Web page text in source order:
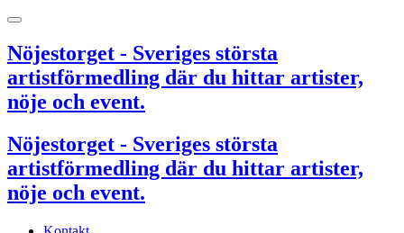
Nöjestorget - Sveriges största
artistförmedling där du hittar artister,
nöje och event.
Nöjestorget - Sveriges största
artistförmedling där du hittar artister,
nöje och event.